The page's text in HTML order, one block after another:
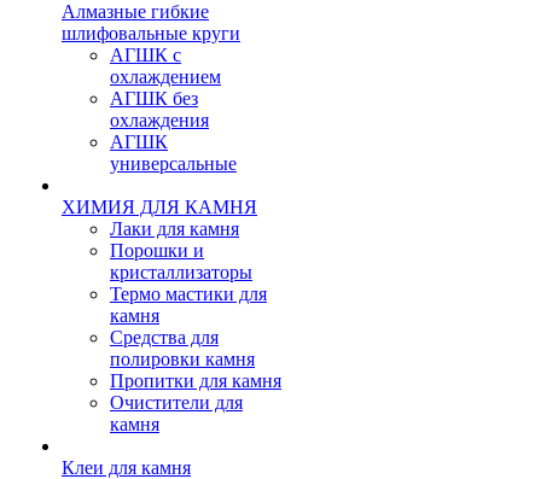
Алмазные гибкие
шлифовальные круги
АГШК с
охлаждением
АГШК без
охлаждения
АГШК
универсальные
ХИМИЯ ДЛЯ КАМНЯ
Лаки для камня
Порошки и
кристаллизаторы
Термо мастики для
камня
Средства для
полировки камня
Пропитки для камня
Очистители для
камня
Клеи для камня